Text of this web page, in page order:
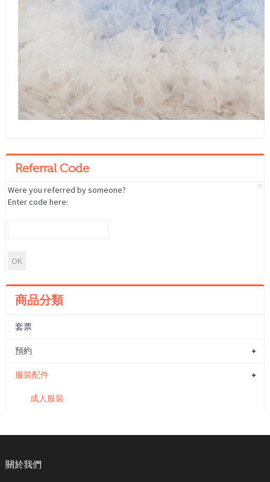
Referral Code
Were you referred by someone?
Enter code here:
商品分類
套票
預約
服裝配件
成人服裝
關於我們